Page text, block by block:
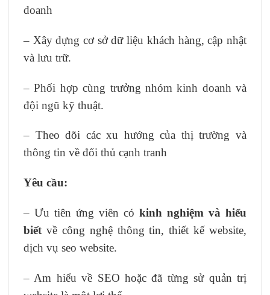
doanh
– Xây dựng cơ sở dữ liệu khách hàng, cập nhật
và lưu trữ.
– Phối hợp cùng trưởng nhóm kinh doanh và
đội ngũ kỹ thuật.
– Theo dõi các xu hướng của thị trường và
thông tin về đối thủ cạnh tranh
Yêu cầu:
– Ưu tiên ứng viên có kinh nghiệm và hiểu
biết về công nghệ thông tin, thiết kế website,
dịch vụ seo website.
– Am hiểu về SEO hoặc đã từng sử quản trị